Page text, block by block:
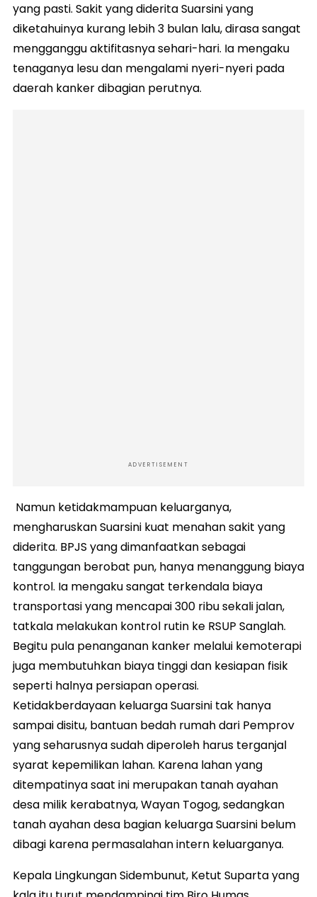
yang pasti. Sakit yang diderita Suarsini yang
diketahuinya kurang lebih 3 bulan lalu, dirasa sangat
mengganggu aktifitasnya sehari-hari. Ia mengaku
tenaganya lesu dan mengalami nyeri-nyeri pada
daerah kanker dibagian perutnya.
ADVERTISEMENT
Namun ketidakmampuan keluarganya,
mengharuskan Suarsini kuat menahan sakit yang
diderita. BPJS yang dimanfaatkan sebagai
tanggungan berobat pun, hanya menanggung biaya
kontrol. Ia mengaku sangat terkendala biaya
transportasi yang mencapai 300 ribu sekali jalan,
tatkala melakukan kontrol rutin ke RSUP Sanglah.
Begitu pula penanganan kanker melalui kemoterapi
juga membutuhkan biaya tinggi dan kesiapan fisik
seperti halnya persiapan operasi.
Ketidakberdayaan keluarga Suarsini tak hanya
sampai disitu, bantuan bedah rumah dari Pemprov
yang seharusnya sudah diperoleh harus terganjal
syarat kepemilikan lahan. Karena lahan yang
ditempatinya saat ini merupakan tanah ayahan
desa milik kerabatnya, Wayan Togog, sedangkan
tanah ayahan desa bagian keluarga Suarsini belum
dibagi karena permasalahan intern keluarganya.
Kepala Lingkungan Sidembunut, Ketut Suparta yang